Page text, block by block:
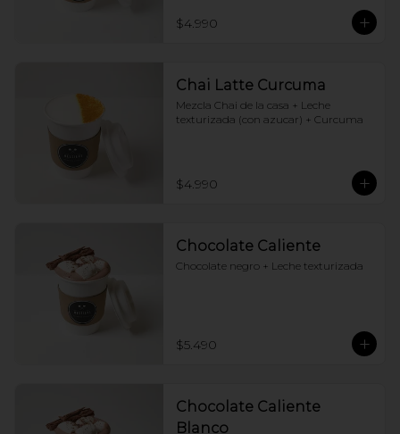
$4.990
Chai Latte Curcuma
Mezcla Chai de la casa + Leche
texturizada (con azucar) + Curcuma
$4.990
Chocolate Caliente
Chocolate negro + Leche texturizada
$5.490
Chocolate Caliente
Blanco